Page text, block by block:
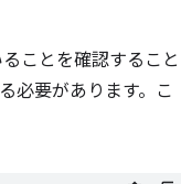
ことを確認すること
必要があります。こ